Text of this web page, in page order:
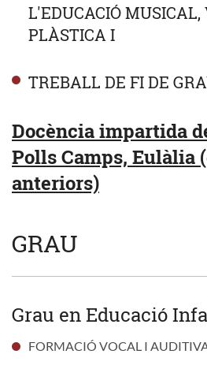
L'EDUCACIÓ MUSICAL,
PLÀSTICA I
TREBALL DE FI DE
Docència impartida
Polls Camps, Eulàlia
anteriors)
GRAU
Grau en Educació
FORMACIÓ VOCAL I